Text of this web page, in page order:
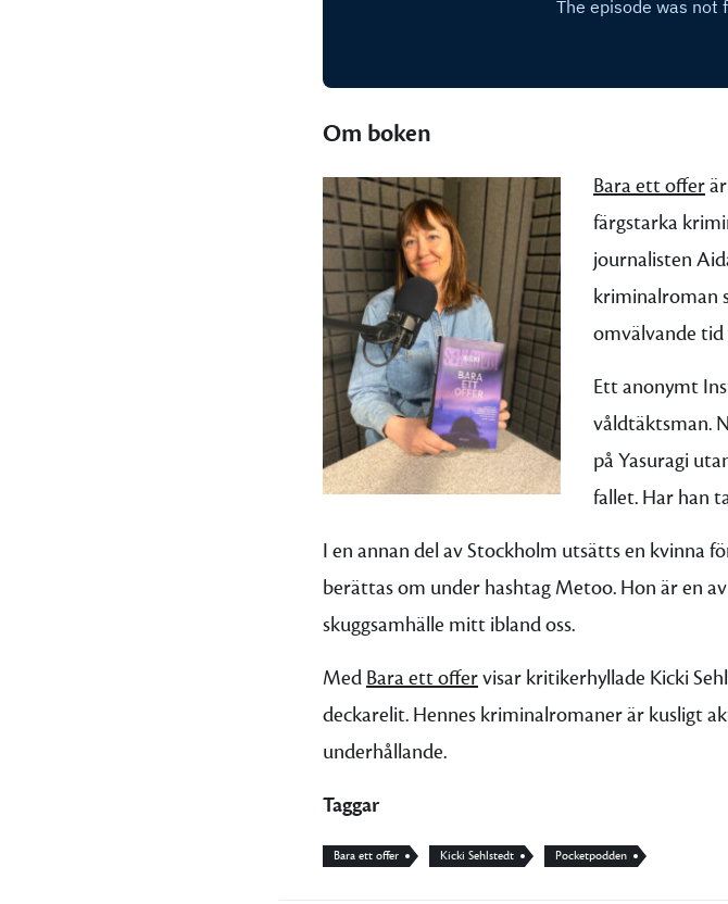
Om boken
Bara ett offer
färgstarka
journalisten
kriminalroman
omvälvande tid
Ett anonymt
våldtäktsman.
på Yasuragi
fallet. Har han
I en annan del av Stockholm utsätts en kvinna
berättas om under hashtag Metoo. Hon är en
skuggsamhälle mitt ibland oss.
Med Bara ett offervisar kritikerhyllade Kicki
deckarelit. Hennes kriminalromaner är kusligt
underhållande.
Taggar
Bara ett offer Kicki Sehlstedt Pocketpodden